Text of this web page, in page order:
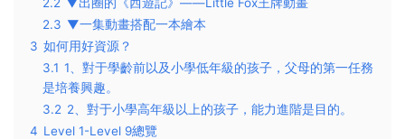
2.3 ▼一集動畫搭配一本繪本
3 如何用好資源？
3.1 1、對于學齡前以及小學低年級的孩子，父母的第一任務
是培養興趣。
3.2 2、對于小學高年級以上的孩子，能力進階是目的。
4 Level 1-Level 9總覽